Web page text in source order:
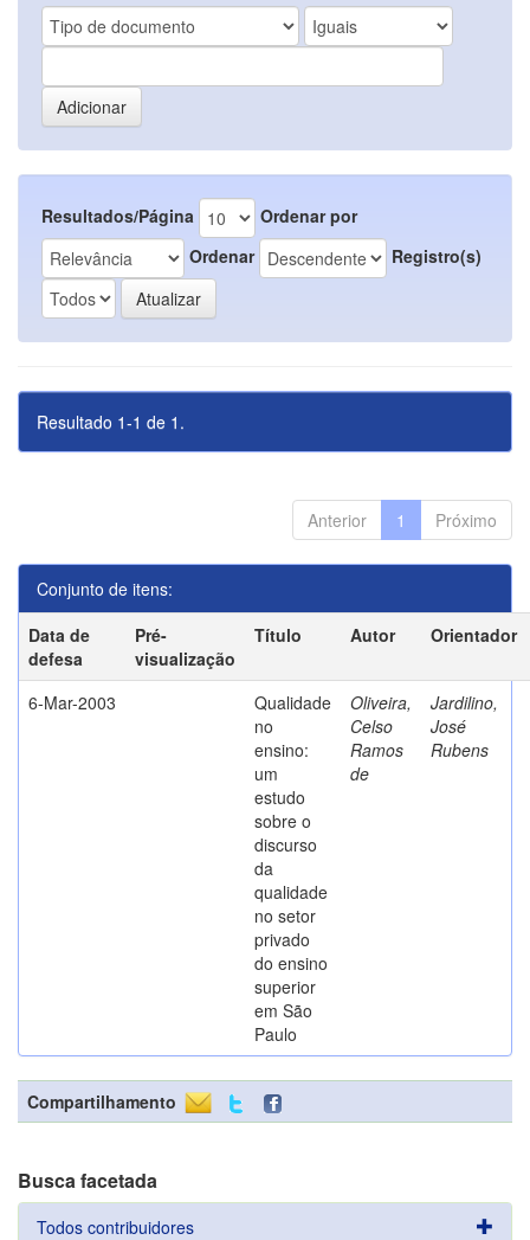
Resultados/Página
Ordenar por
Ordenar
Registro(s)
Resultado 1-1 de 1.
Anterior 1 Próximo
Conjunto de itens:
Data de
defesa
Pré-
visualização
Título Autor Orientador
6-Mar-2003
Qualidade
no
ensino:
um
estudo
sobre o
discurso
da
qualidade
no setor
privado
do ensino
superior
em São
Paulo
Oliveira,
Celso
Ramos
de
Jardilino,
José
Rubens
Compartilhamento
Busca facetada
Todos contribuidores